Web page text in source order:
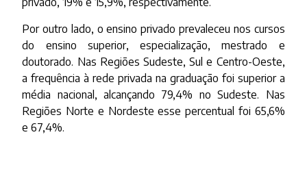
Por outro lado, o ensino privado prevaleceu nos cursos
do ensino superior, especialização, mestrado e
doutorado. Nas Regiões Sudeste, Sul e Centro-Oeste,
a frequência à rede privada na graduação foi superior a
média nacional, alcançando 79,4% no Sudeste. Nas
Regiões Norte e Nordeste esse percentual foi 65,6%
e 67,4%.